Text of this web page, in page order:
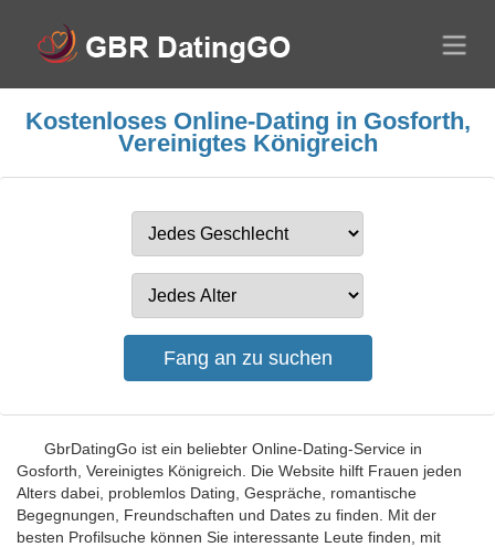
Kostenloses Online-Dating in Gosforth,
Vereinigtes Königreich
GbrDatingGo ist ein beliebter Online-Dating-Service in
Gosforth, Vereinigtes Königreich. Die Website hilft Frauen jeden
Alters dabei, problemlos Dating, Gespräche, romantische
Begegnungen, Freundschaften und Dates zu finden. Mit der
besten Profilsuche können Sie interessante Leute finden, mit